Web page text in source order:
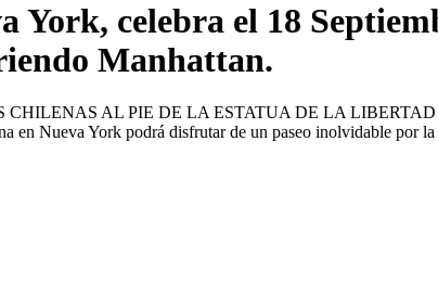
celebra el 18
Manhattan.
CHILENAS AL PIE DE LA ESTATUA DE LA
Nueva York podrá disfrutar de un paseo inolvidable por la